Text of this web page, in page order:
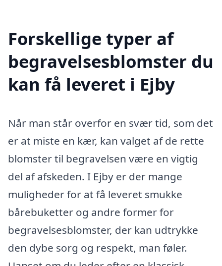
Forskellige typer af
begravelsesblomster du
kan få leveret i Ejby
Når man står overfor en svær tid, som det
er at miste en kær, kan valget af de rette
blomster til begravelsen være en vigtig
del af afskeden. I Ejby er der mange
muligheder for at få leveret smukke
bårebuketter og andre former for
begravelsesblomster, der kan udtrykke
den dybe sorg og respekt, man føler.